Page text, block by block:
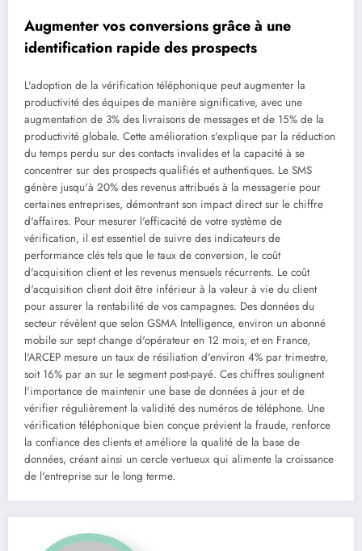
Augmenter vos conversions grâce à une
identification rapide des prospects
L'adoption de la vérification téléphonique peut augmenter la
productivité des équipes de manière significative, avec une
augmentation de 3% des livraisons de messages et de 15% de la
productivité globale. Cette amélioration s'explique par la réduction
du temps perdu sur des contacts invalides et la capacité à se
concentrer sur des prospects qualifiés et authentiques. Le SMS
génère jusqu'à 20% des revenus attribués à la messagerie pour
certaines entreprises, démontrant son impact direct sur le chiffre
d'affaires. Pour mesurer l'efficacité de votre système de
vérification, il est essentiel de suivre des indicateurs de
performance clés tels que le taux de conversion, le coût
d'acquisition client et les revenus mensuels récurrents. Le coût
d'acquisition client doit être inférieur à la valeur à vie du client
pour assurer la rentabilité de vos campagnes. Des données du
secteur révèlent que selon GSMA Intelligence, environ un abonné
mobile sur sept change d'opérateur en 12 mois, et en France,
l'ARCEP mesure un taux de résiliation d'environ 4% par trimestre,
soit 16% par an sur le segment post-payé. Ces chiffres soulignent
l'importance de maintenir une base de données à jour et de
vérifier régulièrement la validité des numéros de téléphone. Une
vérification téléphonique bien conçue prévient la fraude, renforce
la confiance des clients et améliore la qualité de la base de
données, créant ainsi un cercle vertueux qui alimente la croissance
de l'entreprise sur le long terme.